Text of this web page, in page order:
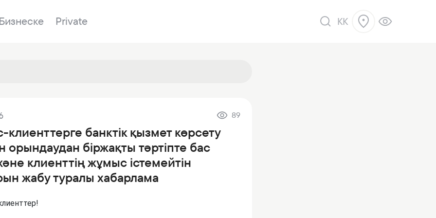
Сұрақ-жауап
Құжаттар
Бөлімшелер
Жаңалықтар
Корреспондент банктер
Сатылатын мүлік
Сатып алу
ESG
Бизнеске
Банкингке кіру
Private KK
89
клиенттерге банктік қызмет көрсету
орындаудан біржақты тәртіпте бас
клиенттің жұмыс істемейтін
жабу туралы хабарлама